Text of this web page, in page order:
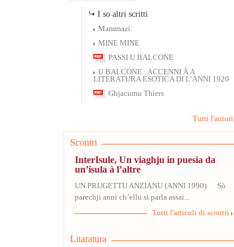
I so altri scritti
Mammazì.
MINE MINE
PASSI U BALCONE
U BALCONE : ACCENNI À A
LITERATURA ESOTICA DI L’ANNI 1920
Ghjacumu Thiers
Tutti l'autori
Scontri
InterIsule, Un viaghju in puesia da
un’isula à l’altre
UN PRUGETTU ANZIANU (ANNI 1990) Sò
parechji anni ch’ellu si parla assai...
Tutti l'articuli di scontri
Litaratura